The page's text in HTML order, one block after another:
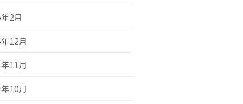
2月
12月
11月
10月